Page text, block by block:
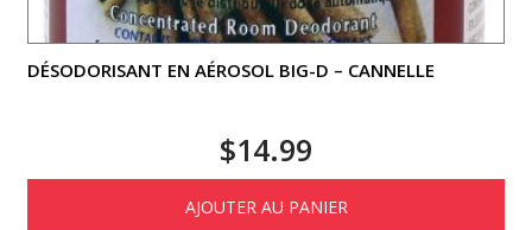
DÉSODORISANT EN AÉROSOL BIG-D – CANNELLE
$14.99
AJOUTER AU PANIER